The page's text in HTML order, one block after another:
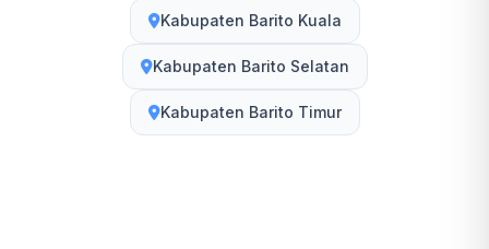
Kabupaten Barito Kuala
Kabupaten Barito Selatan
Kabupaten Barito Timur